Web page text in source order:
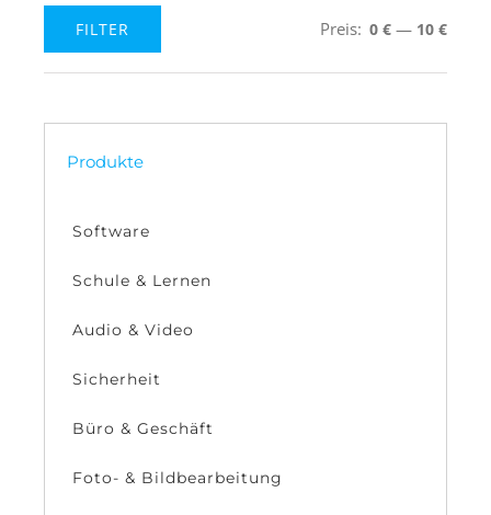
Preis
Preis
FILTER Preis: 0 € — 10 €
Produkte
Software
Schule & Lernen
Audio & Video
Sicherheit
Büro & Geschäft
Foto- & Bildbearbeitung